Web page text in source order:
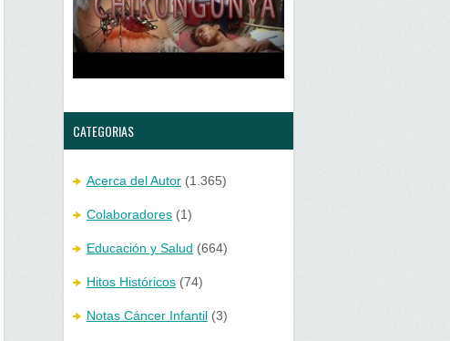
CATEGORIAS
Acerca del Autor (1.365)
Colaboradores (1)
Educación y Salud (664)
Hitos Históricos (74)
Notas Cáncer Infantil (3)